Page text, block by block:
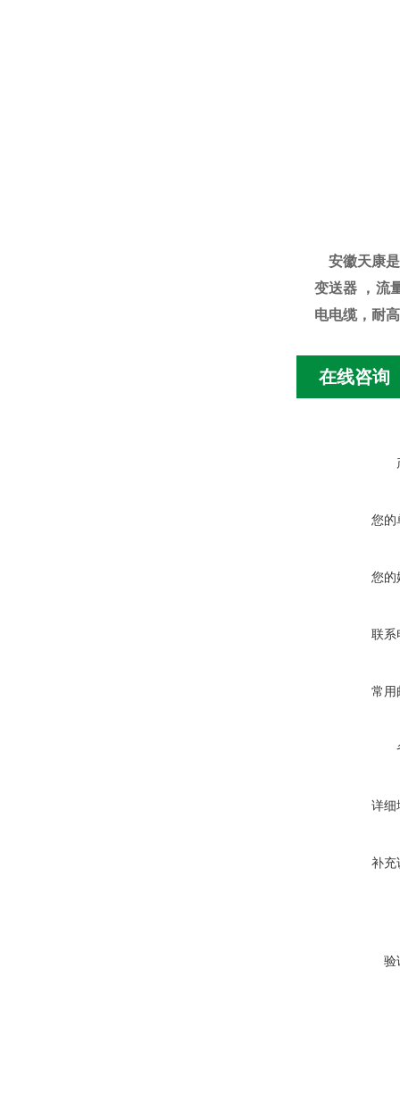
安徽天康
变送器 ，流
电电缆，耐
在线咨询
您的
您的
联系
常用
详细
补充
验